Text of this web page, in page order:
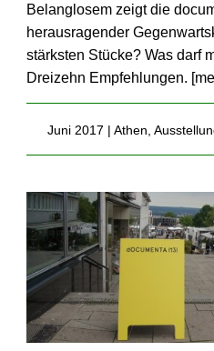
Belanglosem zeigt die
herausragender
stärksten Stücke? Was darf
Dreizehn Empfehlungen. [
Juni 2017 |Athen ,